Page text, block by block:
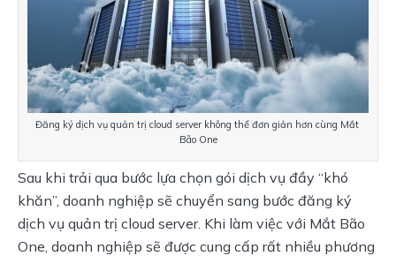
Đăng ký dịch vụ quản trị cloud server không thể đơn giản hơn cùng Mắt
Bão One
Sau khi trải qua bước lựa chọn gói dịch vụ đầy “khó
khăn”, doanh nghiệp sẽ chuyển sang bước đăng ký
dịch vụ quản trị cloud server. Khi làm việc với Mắt Bão
One, doanh nghiệp sẽ được cung cấp rất nhiều phương